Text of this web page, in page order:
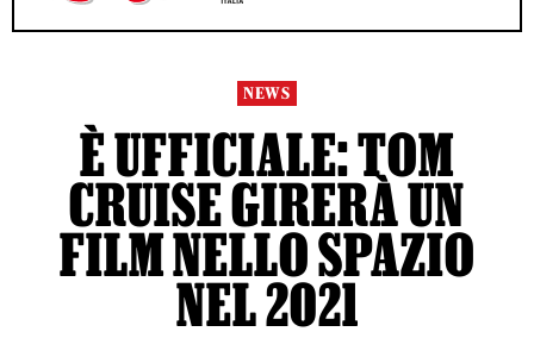
NEWS
È UFFICIALE: TOM
CRUISE GIRERÀ UN
FILM NELLO SPAZIO
NEL 2021